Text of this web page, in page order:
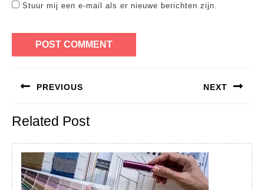
Stuur mij een e-mail als er nieuwe berichten zijn.
navigatie
PREVIOUS
post:
NEXT
Related Post